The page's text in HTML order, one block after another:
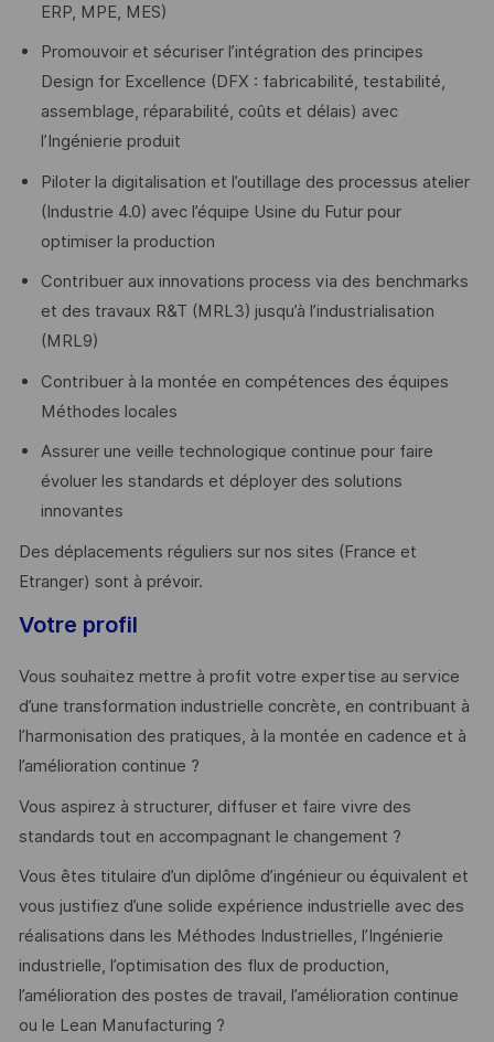
ERP, MPE, MES)
Promouvoir et sécuriser l’intégration des principes
Design for Excellence (DFX : fabricabilité, testabilité,
assemblage, réparabilité, coûts et délais) avec
l’Ingénierie produit
Piloter la digitalisation et l’outillage des processus atelier
(Industrie 4.0) avec l’équipe Usine du Futur pour
optimiser la production
Contribuer aux innovations process via des benchmarks
et des travaux R&T (MRL3) jusqu’à l’industrialisation
(MRL9)
Contribuer à la montée en compétences des équipes
Méthodes locales
Assurer une veille technologique continue pour faire
évoluer les standards et déployer des solutions
innovantes
Des déplacements réguliers sur nos sites (France et
Etranger) sont à prévoir.
Votre profil
Vous souhaitez mettre à profit votre expertise au service
d’une transformation industrielle concrète, en contribuant à
l’harmonisation des pratiques, à la montée en cadence et à
l’amélioration continue ?
Vous aspirez à structurer, diffuser et faire vivre des
standards tout en accompagnant le changement ?
Vous êtes titulaire d’un diplôme d’ingénieur ou équivalent et
vous justifiez d’une solide expérience industrielle avec des
réalisations dans les Méthodes Industrielles, l’Ingénierie
industrielle, l’optimisation des flux de production,
l’amélioration des postes de travail, l’amélioration continue
ou le Lean Manufacturing ?